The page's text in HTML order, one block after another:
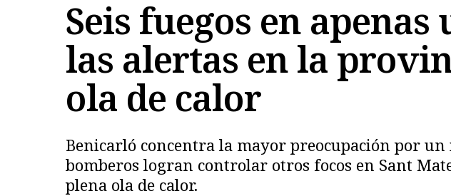
Seis fuegos en
las alertas en la
ola de calor
Benicarló concentra la mayor preocupación por
bomberos logran controlar otros focos en Sant
plena ola de calor.
Copiar